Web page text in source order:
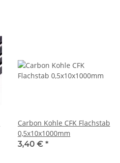
Carbon Kohle CFK Flachstab
0,5x10x1000mm
3,40 € *